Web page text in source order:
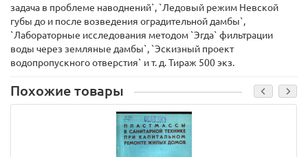
задача в проблеме наводнений`, `Ледовый режим Невской
губы до и после возведения оградительной дамбы`,
`Лабораторные исследования методом `Эгда` фильтрации
воды через земляные дамбы`, `Эскизный проект
водопропускного отверстия` и т. д. Тираж 500 экз.
Похожие товары